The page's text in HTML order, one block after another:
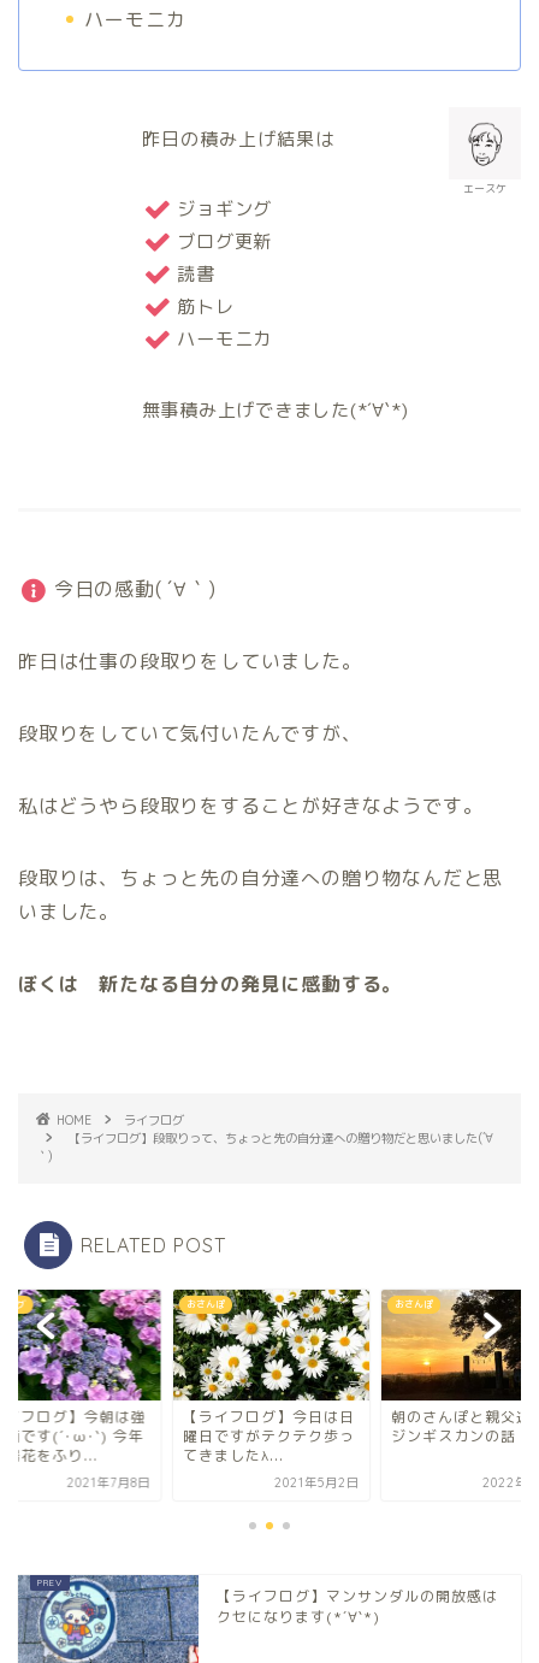
ハーモニカ
エースケ
昨日の積み上げ結果は
ジョギング
ブログ更新
読書
筋トレ
ハーモニカ
無事積み上げできました(*´∀`*)
今日の感動( ´∀｀)
昨日は仕事の段取りをしていました。
段取りをしていて気付いたんですが、
私はどうやら段取りをすることが好きなようです。
段取りは、ちょっと先の自分達への贈り物なんだと思
いました。
ぼくは 新たなる自分の発見に感動する。
HOME
ライフログ
【ライフログ】段取りって、ちょっと先の自分達への贈り物だと思いました(´∀
｀)
RELATED POST
ログ
イフログ】今朝は強
雨です(´･ω･`) 今年
陽花をふり...
2021年7月8日
おさんぽ
【ライフログ】今日は日
曜日ですがテクテク歩っ
てきましたλ...
2021年5月2日
おさんぽ
朝のさんぽと親父達
ジンギスカンの話
2022年8
【ライフログ】マンサンダルの開放感は
クセになります(*´∀`*)